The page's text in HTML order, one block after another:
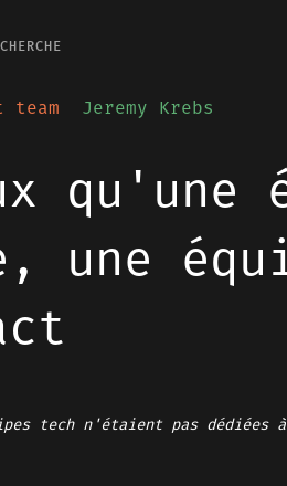
team Jeremy Krebs
qu'une
une
tech n'étaient pas